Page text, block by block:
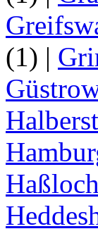
(1) |
Haßloch